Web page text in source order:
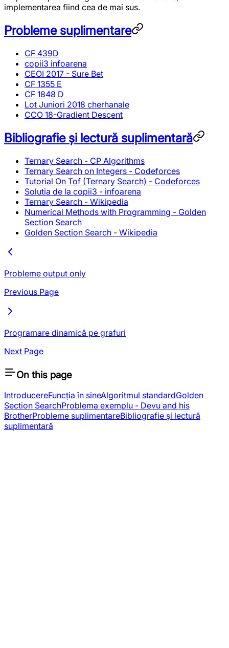
implementarea fiind cea de mai sus.
Probleme suplimentare
CF 439D
copii3 infoarena
CEOI 2017 - Sure Bet
CF 1355 E
CF 1848 D
Lot Juniori 2018 cherhanale
CCO 18-Gradient Descent
Bibliografie și lectură suplimentară
Ternary Search - CP Algorithms
Ternary Search on Integers - Codeforces
Tutorial On Tof (Ternary Search) - Codeforces
Solutia de la copii3 - infoarena
Ternary Search - Wikipedia
Numerical Methods with Programming - Golden
Section Search
Golden Section Search - Wikipedia
Probleme output only
Previous Page
Programare dinamică pe grafuri
Next Page
On this page
IntroducereFuncția în sineAlgoritmul standardGolden
Section SearchProblema exemplu - Devu and his
BrotherProbleme suplimentareBibliografie și lectură
suplimentară